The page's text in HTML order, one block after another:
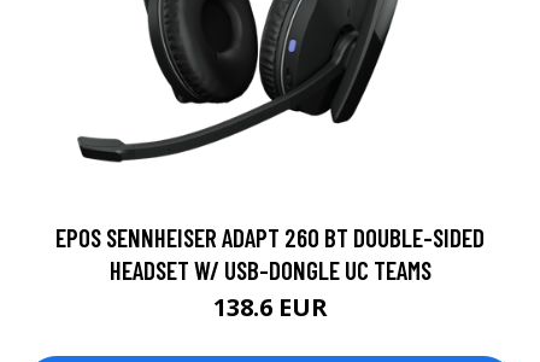
EPOS SENNHEISER ADAPT 260 BT DOUBLE-SIDED
HEADSET W/ USB-DONGLE UC TEAMS
138.6 EUR